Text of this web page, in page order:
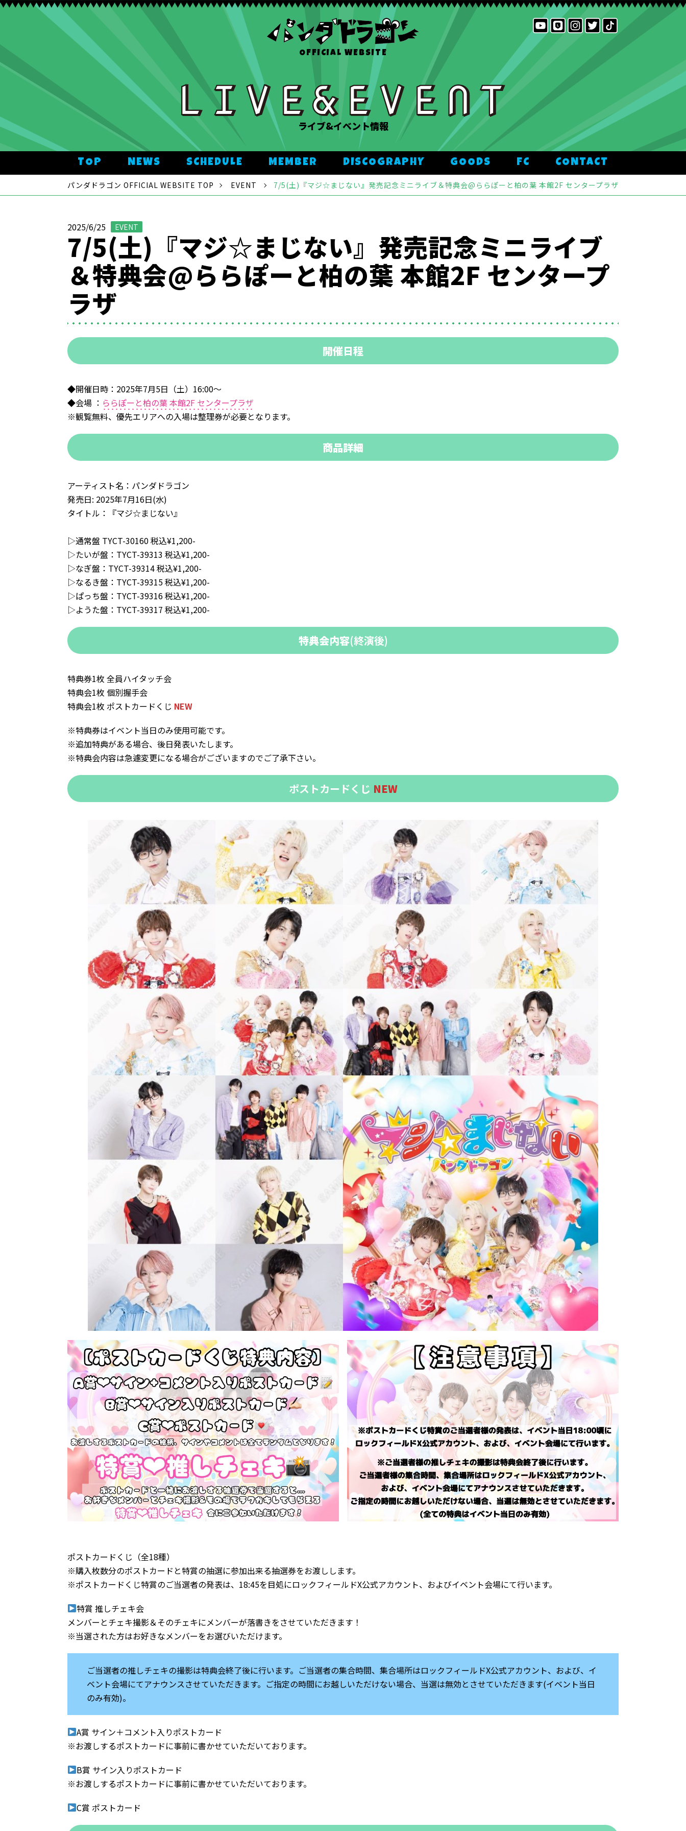
OFFICIAL WEBSITE
ライブ&イベント情報
TOP NEWS SCHEDULE MEMBER DISCOGRAPHY GOODS FC CONTACT
パンダドラゴン OFFICIAL WEBSITE TOP EVENT 7/5(土)『マジ☆まじない』発売記念ミニライブ＆特典会@ららぽーと柏の葉 本館2F センタープラザ
2025/6/25 EVENT
7/5(土)『マジ☆まじない』発売記念ミニライブ
＆特典会@ららぽーと柏の葉 本館2F センタープ
ラザ
開催日程
◆開催日時：2025年7月5日（土）16:00〜
◆会場 ： ららぽーと柏の葉 本館2F センタープラザ
※観覧無料、優先エリアへの入場は整理券が必要となります。
商品詳細
アーティスト名：パンダドラゴン
発売日: 2025年7月16日(水)
タイトル：『マジ☆まじない』
▷通常盤 TYCT-30160 税込¥1,200-
▷たいが盤：TYCT-39313 税込¥1,200-
▷なぎ盤：TYCT-39314 税込¥1,200-
▷なるき盤：TYCT-39315 税込¥1,200-
▷ぱっち盤：TYCT-39316 税込¥1,200-
▷ようた盤：TYCT-39317 税込¥1,200-
特典会内容(終演後)
特典券1枚 全員ハイタッチ会
特典会1枚 個別握手会
特典会1枚 ポストカードくじ NEW
※特典券はイベント当日のみ使用可能です。
※追加特典がある場合、後日発表いたします。
※特典会内容は急遽変更になる場合がございますのでご了承下さい。
ポストカードくじ NEW
ポストカードくじ（全18種）
※購入枚数分のポストカードと特賞の抽選に参加出来る抽選券をお渡しします。
※ポストカードくじ特賞のご当選者の発表は、18:45を目処にロックフィールドX公式アカウント、およびイベント会場にて行います。
特賞 推しチェキ会
メンバーとチェキ撮影＆そのチェキにメンバーが落書きをさせていただきます！
※当選された方はお好きなメンバーをお選びいただけます。
ご当選者の推しチェキの撮影は特典会終了後に行います。ご当選者の集合時間、集合場所はロックフィールドX公式アカウント、および、イ
ベント会場にてアナウンスさせていただきます。ご指定の時間にお越しいただけない場合、当選は無効とさせていただきます(イベント当日
のみ有効)。
A賞 サイン＋コメント入りポストカード
※お渡しするポストカードに事前に書かせていただいております。
B賞 サイン入りポストカード
※お渡しするポストカードに事前に書かせていただいております。
C賞 ポストカード